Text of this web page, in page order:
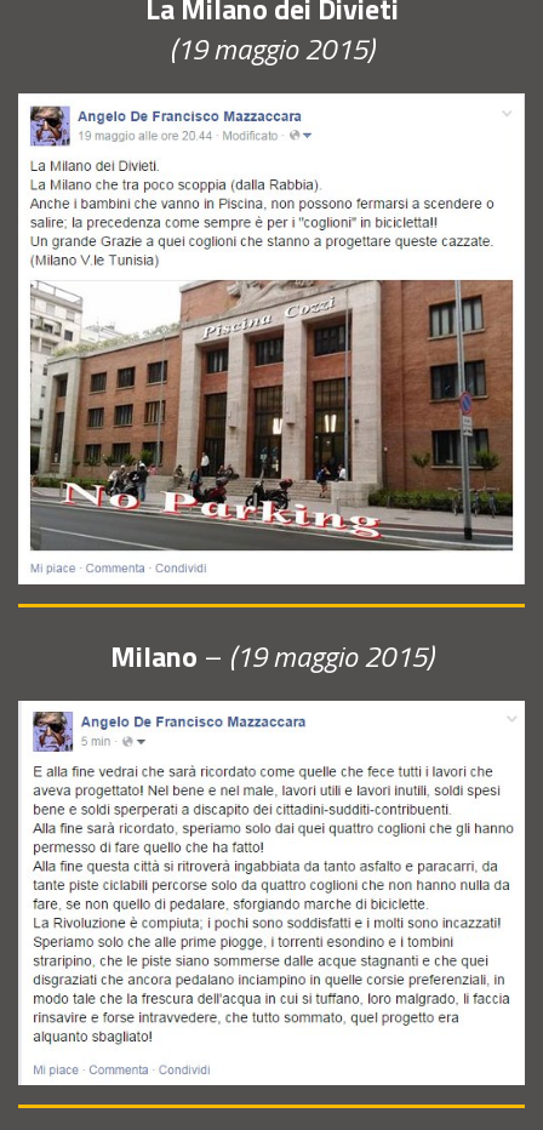
(19 maggio 2015)
Milano – (19 maggio 2015)